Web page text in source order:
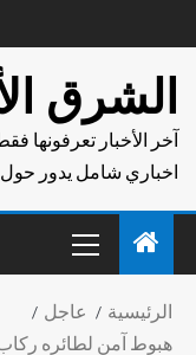
الشرق
آخر الأخبار تعرفونها
اخباري شامل يدور حول
الرئيسية
عاجل
هبوط آمن لطائره